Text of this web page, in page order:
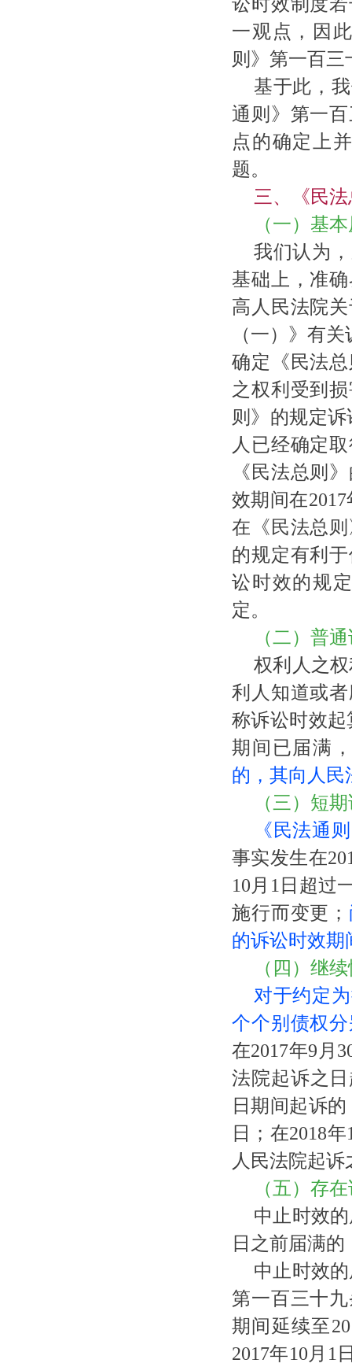
一观点，因
则》第一百
基于此，
通则》第一
点的确定上
题。
三、《民
（一）基
我们认为
基础上，准
高人民法院
（一）》有
确定《民法
之权利受到
则》的规定
人已经确定
《民法总则
效期间在
在《民法总
的规定有利
讼时效的规
定。
（二）普
权利人之
利人知道或
称诉讼时效起
期间已届满
的，其向人民
（三）短
《民法通
事实发生在
10月1日超过
施行而变更；
的诉讼时效期
（四）继
对于约定
个个别债权
在2017年9月
法院起诉之日
日期间起诉
日；在2018
人民法院起
（五）存
中止时效
日之前届满
中止时效
第一百三十
期间延续至
2017年10月1